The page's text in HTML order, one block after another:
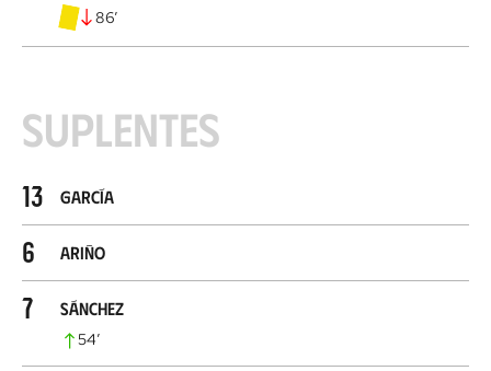
86’
Suplentes
13 García
6 Ariño
7 Sánchez
54’